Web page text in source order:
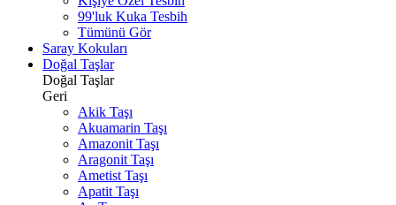
99'luk Kuka Tesbih
Tümünü Gör
Saray Kokuları
Doğal Taşlar
Doğal Taşlar
Geri
Akik Taşı
Akuamarin Taşı
Amazonit Taşı
Aragonit Taşı
Ametist Taşı
Apatit Taşı